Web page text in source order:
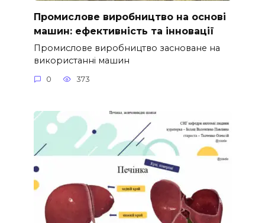
Промислове виробництво на основі
машин: ефективність та інновації
Промислове виробництво засноване на
використанні машин
0 373